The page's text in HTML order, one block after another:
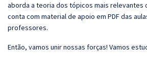
aborda a teoria dos tópicos mais relevantes
conta com material de apoio em PDF das
professores.
Então, vamos unir nossas forças! Vamos